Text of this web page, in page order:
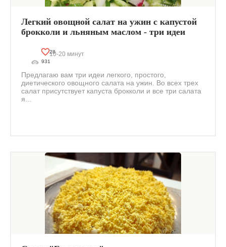
Легкий овощной салат на ужин с капустой
брокколи и льняным маслом - три идеи
28
10-20 минут
931
Предлагаю вам три идеи легкого, простого,
диетического овощного салата на ужин. Во всех трех
салат присутствует капуста брокколи и все три салата
я...